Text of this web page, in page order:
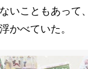
いこともあって
かべていた。